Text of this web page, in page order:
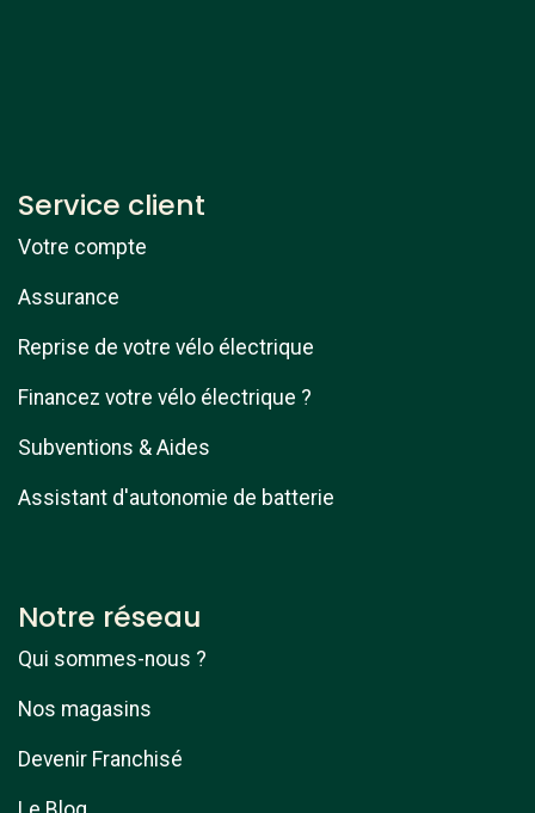
Service client
Votre compte
Assurance
Reprise de votre vélo électrique
Financez votre vélo électrique ?
Subventions & Aides
Assistant d'autonomie de batterie
Notre réseau
Qui sommes-nous ?
Nos magasins
Devenir Franchisé